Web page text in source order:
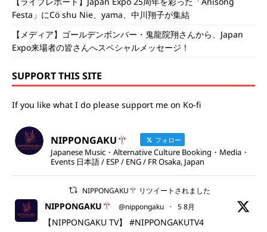
Festa」にCö shu Nie、yama、中川翔子が集結
【メディア】ゴールデンボンバー・鬼龍院翔さんから、Japan
Expo来場者の皆さんへスペシャルメッセージ！
SUPPORT THIS SITE
If you like what I do please support me on Ko-fi
NIPPONGAKU フォロー
Japanese Music・Alternative Culture Booking・Media・
Events 日本語 / ESP / ENG / FR Osaka, Japan
NIPPONGAKU リツイートされました
NIPPONGAKU @nippongaku · 5 8月
【NIPPONGAKU TV】 #NIPPONGAKUTV4